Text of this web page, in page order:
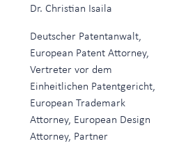
Dr. Christian Isaila
Deutscher Patentanwalt,
European Patent Attorney,
Vertreter vor dem
Einheitlichen Patentgericht,
European Trademark
Attorney, European Design
Attorney, Partner